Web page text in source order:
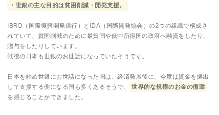
・世銀の主な目的は貧困削減・開発支援。
IBRD（国際復興開発銀行）とIDA（国際開発協会）の2つの組織で構成さ
れていて、貧国削減のために最貧国や低中所得国の政府へ融資をしたり、
贈与をしたりしています。
戦後の日本も世銀のお世話になっていたそうです。
日本を始め世銀にお世話になった国は、経済発展後に、今度は資金を拠出
して支援する側になる国も多くあるそうで、
世界的な規模のお金の循環
を感じることができました。